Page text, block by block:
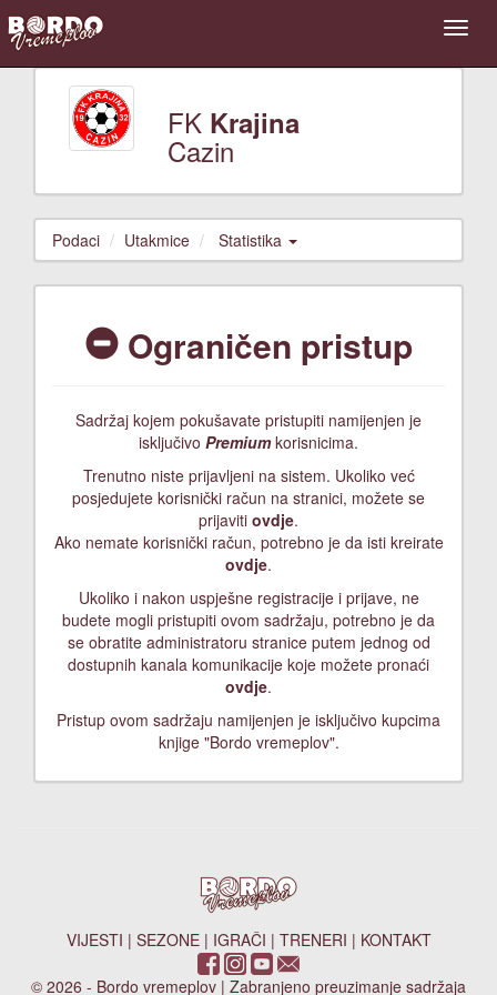
FK Krajina
Cazin
Podaci Utakmice Statistika
Ograničen pristup
Sadržaj kojem pokušavate pristupiti namijenjen je
isključivo Premiumkorisnicima.
Trenutno niste prijavljeni na sistem. Ukoliko već
posjedujete korisnički račun na stranici, možete se
prijaviti ovdje.
Ako nemate korisnički račun, potrebno je da isti kreirate
ovdje.
Ukoliko i nakon uspješne registracije i prijave, ne
budete mogli pristupiti ovom sadržaju, potrebno je da
se obratite administratoru stranice putem jednog od
dostupnih kanala komunikacije koje možete pronaći
ovdje.
Pristup ovom sadržaju namijenjen je isključivo kupcima
knjige "Bordo vremeplov".
VIJESTI | SEZONE| IGRAČI | TRENERI | KONTAKT
© 2026 - Bordo vremeplov | Zabranjeno preuzimanje sadržaja